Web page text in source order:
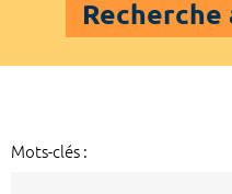
Recherche
Mots-clés :